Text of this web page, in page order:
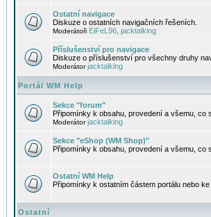
Ostatní navigace
Diskuze o ostatních navigačních řešeních.
Moderátoři EiFeL96 jacktalking
Příslušenství pro navigace
Diskuze o příslušenství pro všechny druhy
Moderátorjacktalking
Portál WM Help
Sekce "forum"
Připomínky k obsahu, provedení a všemu, co
Moderátorjacktalking
Sekce "eShop (WM Shop)"
Připomínky k obsahu, provedení a všemu, co
Ostatní WM Help
Připomínky k ostatním částem portálu nebo ke
Ostatní